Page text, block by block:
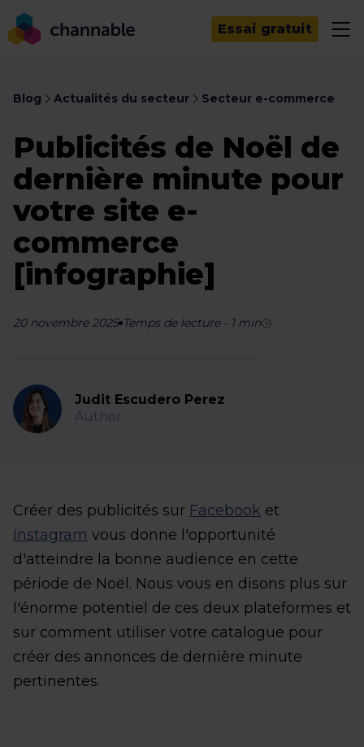
Essai gratuit
Blog Actualités du secteur Secteur e-commerce
Publicités de Noël de
dernière minute pour
votre site e-
commerce
[infographie]
20 novembre 2025 Temps de lecture- 1min
Judit Escudero Perez
Author
Créer des publicités sur Facebook et
Instagram vous donne l'opportunité
d'atteindre la bonne audience en cette
période de Noël. Nous vous en disons plus sur
l'énorme potentiel de ces deux plateformes et
sur comment utiliser votre catalogue pour
créer des annonces de dernière minute
pertinentes.